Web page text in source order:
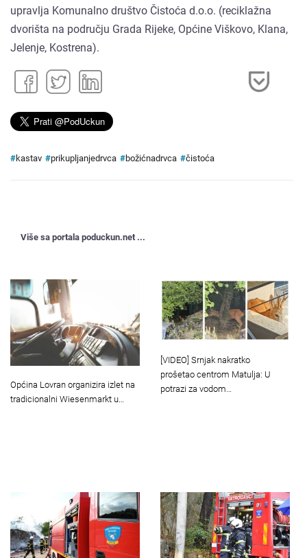
upravlja Komunalno društvo Čistoća d.o.o. (reciklažna
dvorišta na području Grada Rijeke, Općine Viškovo, Klana,
Jelenje, Kostrena).
#kastav #prikupljanjedrvca #božićnadrvca #čistoća
Više sa portala poduckun.net ...
Općina Lovran organizira izlet na
tradicionalni Wiesenmarkt u…
[VIDEO] Srnjak nakratko
prošetao centrom Matulja: U
potrazi za vodom…